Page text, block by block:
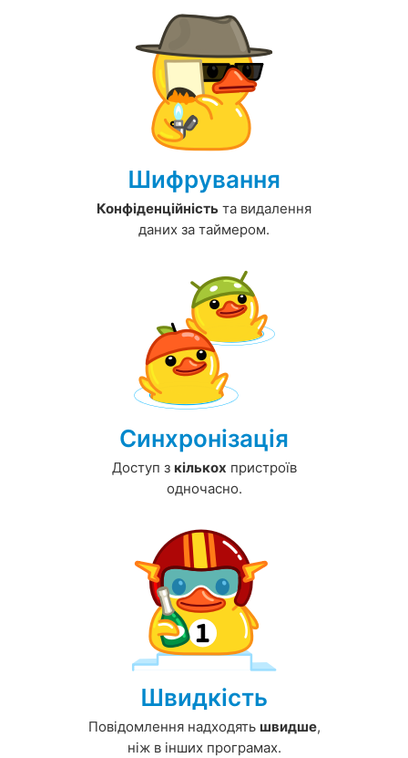
Шифрування
Конфіденційність та видалення
даних за таймером.
Синхронізація
Доступ з кількох пристроїв
одночасно.
Швидкість
Повідомлення надходять швидше,
ніж в інших програмах.